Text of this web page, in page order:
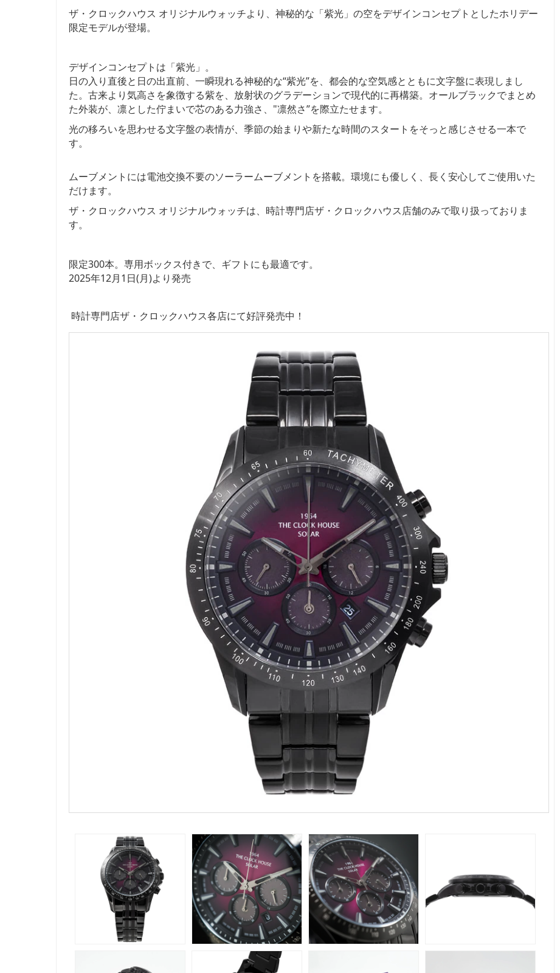
ザ・クロックハウス オリジナルウォッチより、神秘的な「紫光」の空をデザインコンセプトとしたホリデー
限定モデルが登場。
デザインコンセプトは「紫光」。
日の入り直後と日の出直前、一瞬現れる神秘的な“紫光”を、都会的な空気感とともに文字盤に表現しまし
た。古来より気高さを象徴する紫を、放射状のグラデーションで現代的に再構築。オールブラックでまとめ
た外装が、凛とした佇まいで芯のある力強さ、"凛然さ”を際立たせます。
光の移ろいを思わせる文字盤の表情が、季節の始まりや新たな時間のスタートをそっと感じさせる一本で
す。
ムーブメントには電池交換不要のソーラームーブメントを搭載。環境にも優しく、長く安心してご使用いた
だけます。
ザ・クロックハウス オリジナルウォッチは、時計専門店ザ・クロックハウス店舗のみで取り扱っておりま
す。
限定300本。専用ボックス付きで、ギフトにも最適です。
2025年12月1日(月)より発売
時計専門店ザ・クロックハウス各店にて好評発売中！